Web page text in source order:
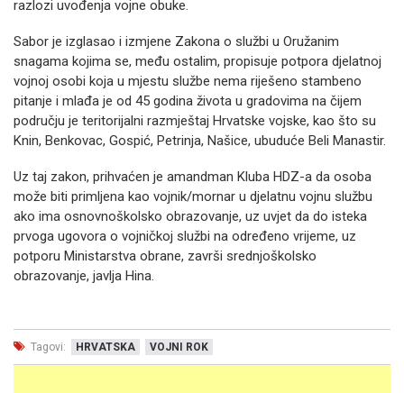
razlozi uvođenja vojne obuke.
Sabor je izglasao i izmjene Zakona o službi u Oružanim
snagama kojima se, među ostalim, propisuje potpora djelatnoj
vojnoj osobi koja u mjestu službe nema riješeno stambeno
pitanje i mlađa je od 45 godina života u gradovima na čijem
području je teritorijalni razmještaj Hrvatske vojske, kao što su
Knin, Benkovac, Gospić, Petrinja, Našice, ubuduće Beli Manastir.
Uz taj zakon, prihvaćen je amandman Kluba HDZ-a da osoba
može biti primljena kao vojnik/mornar u djelatnu vojnu službu
ako ima osnovnoškolsko obrazovanje, uz uvjet da do isteka
prvoga ugovora o vojničkoj službi na određeno vrijeme, uz
potporu Ministarstva obrane, završi srednjoškolsko
obrazovanje, javlja Hina.
Tagovi: HRVATSKA VOJNI ROK